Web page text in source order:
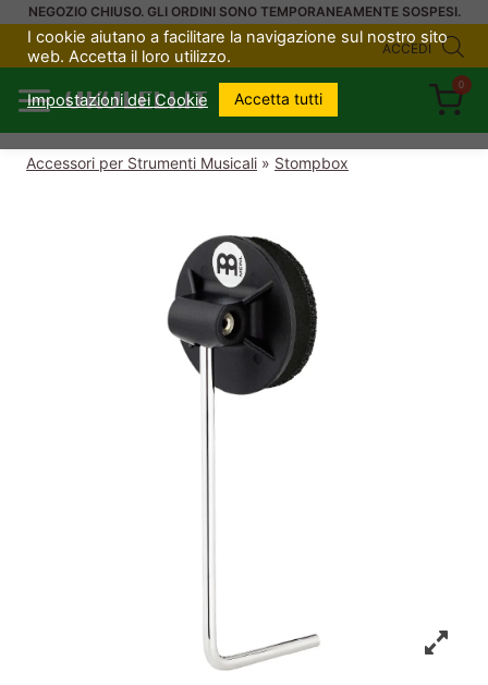
SaltaNEGOZIO CHIUSO. GLI ORDINI SONO TEMPORANEAMENTE SOSPESI.
ACCEDI
UKULELI.IT
0
Accessori per Strumenti Musicali » Stompbox
I cookie aiutano a facilitare la navigazione sul nostro sito
web. Accetta il loro utilizzo.
Impostazioni dei Cookie Accetta tutti